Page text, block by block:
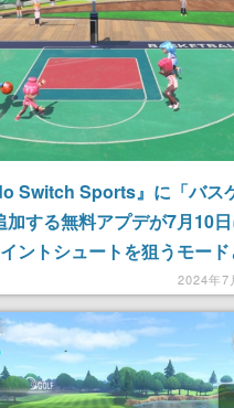
Switch Sports』に「バス
加する無料アプデが7月10
ントシュートを狙うモー
で試合での駆け引きを楽し
遊べる
2024年7